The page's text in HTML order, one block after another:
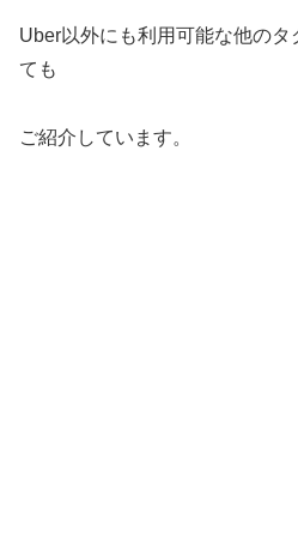
Uber以外にも利用可能な他の
ても
ご紹介しています。